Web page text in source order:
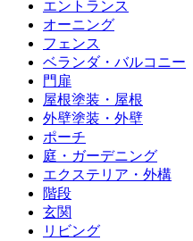
エントランス
オーニング
フェンス
ベランダ・バルコニー
門扉
屋根塗装・屋根
外壁塗装・外壁
ポーチ
庭・ガーデニング
エクステリア・外構
階段
玄関
リビング